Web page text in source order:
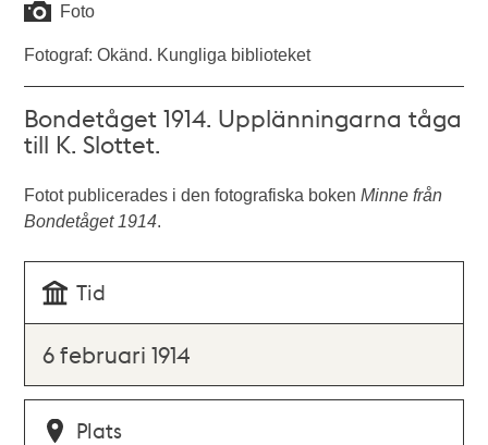
Foto
Fotograf: Okänd. Kungliga biblioteket
Bondetåget 1914. Upplänningarna tåga
till K. Slottet.
Fotot publicerades i den fotografiska bokenMinne från
Bondetåget 1914.
Tid
6 februari 1914
Plats